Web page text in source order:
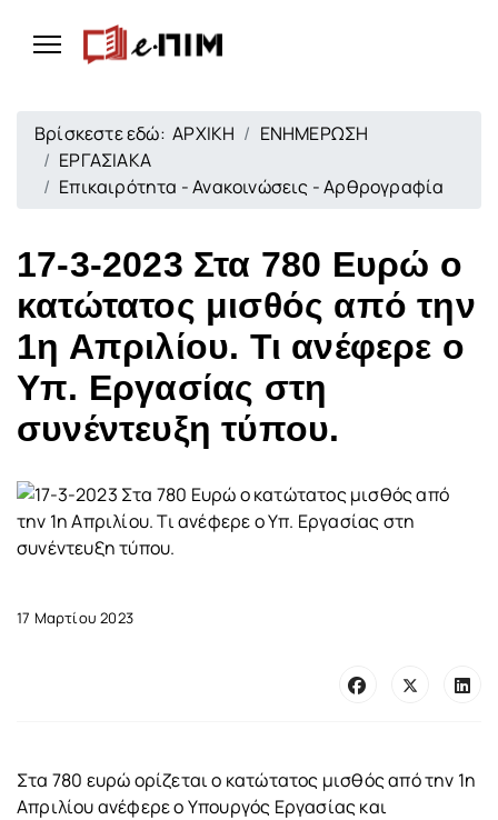
Βρίσκεστε εδώ:ΑΡΧΙΚΗ
ΕΝΗΜΕΡΩΣΗ
ΕΡΓΑΣΙΑΚΑ
Επικαιρότητα - Ανακοινώσεις - Αρθρογραφία
17-3-2023 Στα 780 Ευρώ ο
κατώτατος μισθός από την
1η Απριλίου. Τι ανέφερε ο
Υπ. Εργασίας στη
συνέντευξη τύπου.
17 Μαρτίου 2023
Στα 780 ευρώ ορίζεται ο κατώτατος μισθός από την 1η
Απριλίου ανέφερε o Υπουργός Εργασίας και